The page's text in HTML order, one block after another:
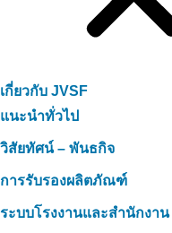
เกี่ยวกับ JVSF
แนะนำทั่วไป
วิสัยทัศน์ – พันธกิจ
การรับรองผลิตภัณฑ์
ระบบโรงงานและสำนักงาน